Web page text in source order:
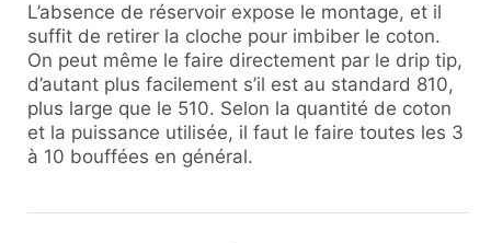
L’absence de réservoir expose le montage, et il
suffit de retirer la cloche pour imbiber le coton.
On peut même le faire directement par le drip tip,
d’autant plus facilement s’il est au standard 810,
plus large que le 510. Selon la quantité de coton
et la puissance utilisée, il faut le faire toutes les 3
à 10 bouffées en général.